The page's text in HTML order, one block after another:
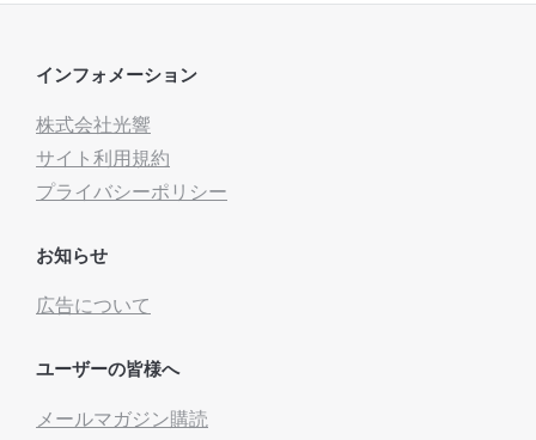
インフォメーション
株式会社光響
サイト利用規約
プライバシーポリシー
お知らせ
広告について
ユーザーの皆様へ
メールマガジン購読